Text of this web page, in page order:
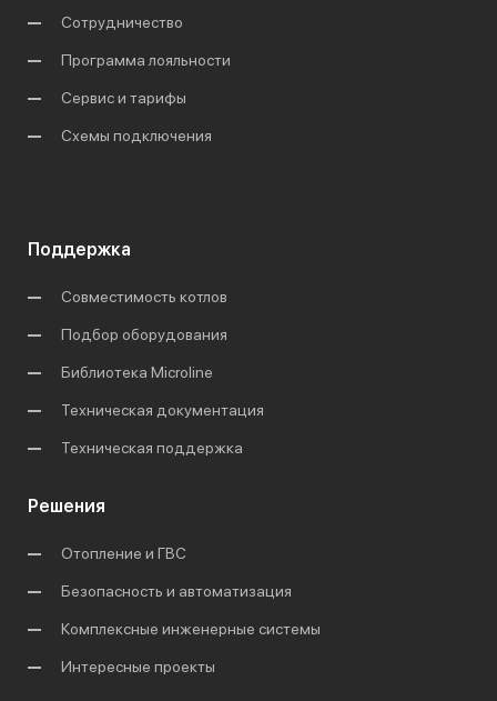
Сотрудничество
Программа лояльности
Сервис и тарифы
Схемы подключения
Поддержка
Совместимость котлов
Подбор оборудования
Библиотека Microline
Техническая документация
Техническая поддержка
Решения
Отопление и ГВС
Безопасность и автоматизация
Комплексные инженерные системы
Интересные проекты